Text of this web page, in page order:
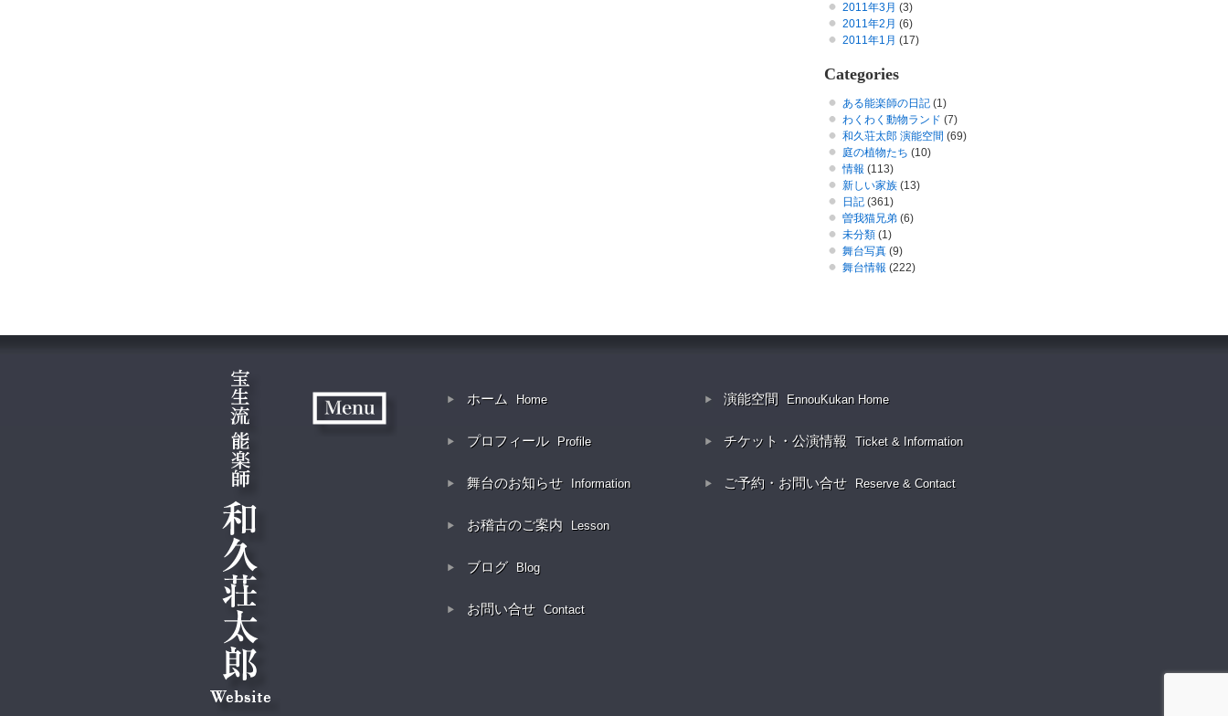
2011年3月 (3)
2011年2月 (6)
2011年1月 (17)
Categories
ある能楽師の日記 (1)
わくわく動物ランド (7)
和久荘太郎 演能空間 (69)
庭の植物たち (10)
情報 (113)
新しい家族 (13)
日記 (361)
曽我猫兄弟 (6)
未分類 (1)
舞台写真 (9)
舞台情報 (222)
ホーム Home
プロフィール Profile
舞台のお知らせ Information
お稽古のご案内 Lesson
ブログ Blog
お問い合せ Contact
演能空間 EnnouKukan Home
チケット・公演情報 Ticket & Information
ご予約・お問い合せ Reserve & Contact